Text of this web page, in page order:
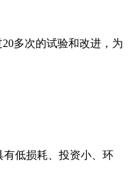
多次的试验和改进，为
低损耗、投资小、环